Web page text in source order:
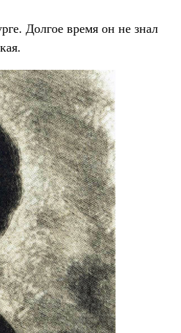
Долгое время он не знал